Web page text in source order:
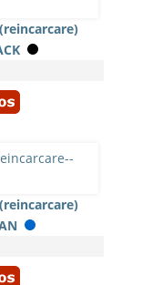
(reincarcare)
(reincarcare)